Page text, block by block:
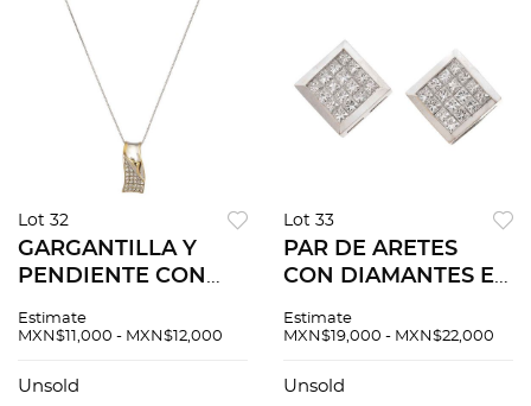
Lot 32
GARGANTILLA Y
PENDIENTE CON
BLANCO DE 18K.
brillante ~0.24 ct.
Estimate
MXN$11,000 - MXN$12,000
Unsold
Lot 33
PAR DE ARETES
CON DIAMANTES EN
18K. Diamantes
ct
Estimate
MXN$19,000 - MXN$22,000
Unsold